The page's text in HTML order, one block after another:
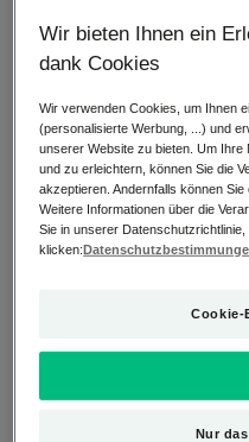
können vergehen, bevor
eine Reaktion* erfolgt
Phasen: eine
Quellen anzeigen
Was
Wir bieten Ihnen ein
dank Cookies
Wir verwenden Cookies, um Ihnen
(personalisierte Werbung, ...) und
unserer Website zu bieten. Um
und zu erleichtern, können Sie die
akzeptieren. Andernfalls können
Weitere Informationen über die
Sie in unserer Datenschutzrichtlinie,
klicken:
Cookie-
Nur